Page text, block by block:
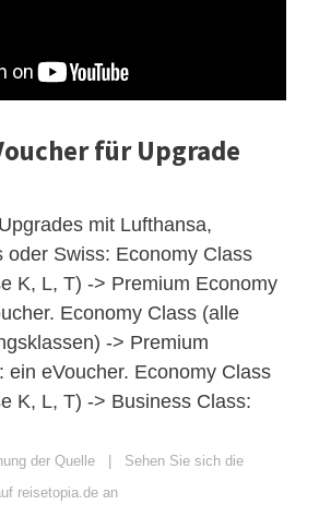
für Upgrade
mit Lufthansa,
oder Swiss: Economy Class
K, L, T) -> Premium Economy
Economy Class (alle
-> Premium
ein eVoucher. Economy Class
K, L, T) -> Business Class:
der Quelle | Sehen Sie sich die
reisetopia.de an